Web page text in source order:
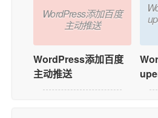
WordPress添加百度
主动推送
WordPress添加百度
主动推送
不